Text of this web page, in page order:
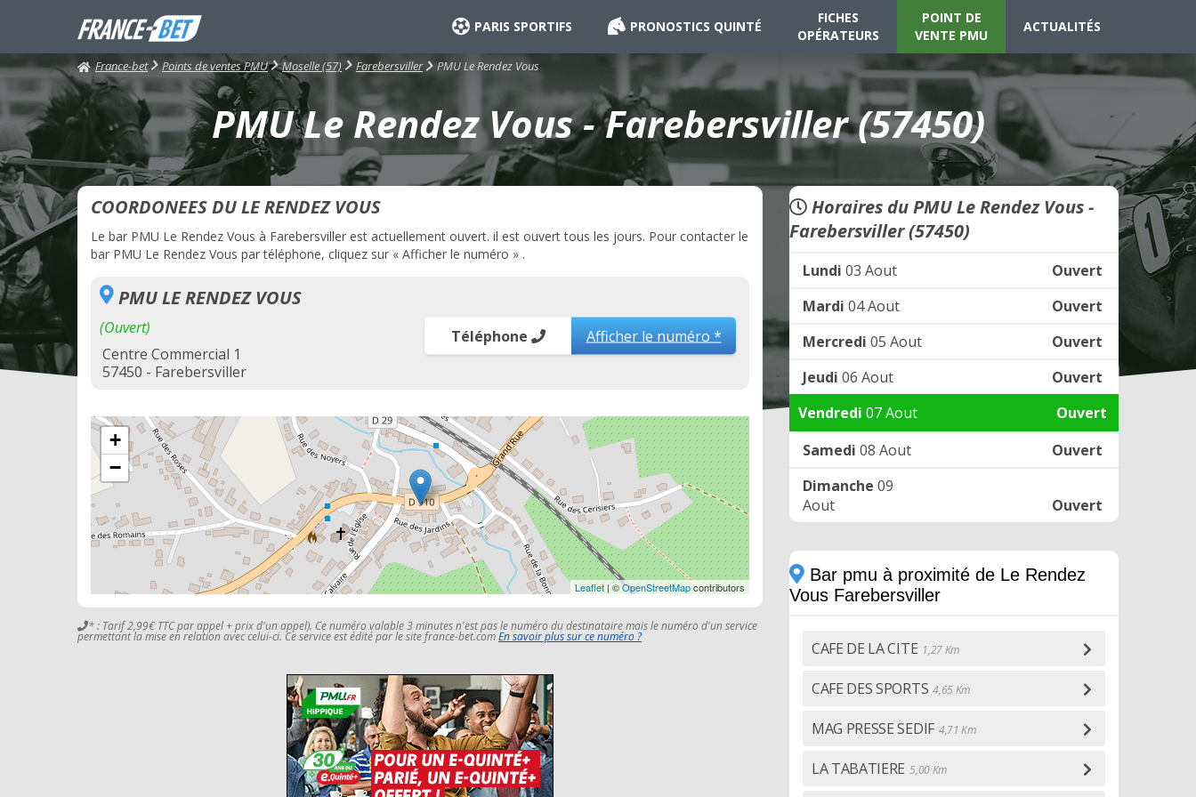
PARIS SPORTIFS PRONOSTICS QUINTÉ
FICHES
OPÉRATEURS
POINT DE
VENTE PMU
ACTUALITÉS
France-bet Points de ventes PMU Moselle (57) Farebersviller PMU Le Rendez Vous
PMU Le Rendez Vous - Farebersviller (57450)
COORDONEES DU LE RENDEZ VOUS
Le bar PMU Le Rendez Vous à Farebersviller est actuellement ouvert. il est ouvert tous les jours. Pour contacter le
bar PMU Le Rendez Vous par téléphone, cliquez sur « Afficher le numéro » .
PMU LE RENDEZ VOUS
(Ouvert)
Centre Commercial 1
57450 - Farebersviller
Téléphone Afficher le numéro *
+
−
Leaflet | ©OpenStreetMapcontributors
* : Tarif 2,99€ TTC par appel + prix d'un appel). Ce numéro valable 3 minutes n'est pas le numéro du destinataire mais le numéro d'un service
permettant la mise en relation avec celui-ci. Ce service est édité par le site france-bet.comEn savoir plus sur ce numéro ?
Horaires du PMU Le Rendez Vous -
Farebersviller (57450)
Lundi 03 Aout
Ouvert
Mardi 04 Aout
Ouvert
Mercredi 05 Aout
Ouvert
Jeudi 06 Aout
Ouvert
Vendredi 07 Aout
Ouvert
Samedi 08 Aout
Ouvert
Dimanche 09
Aout
Ouvert
Bar pmu à proximité de Le Rendez
Vous Farebersviller
CAFE DE LA CITE 1,27 Km
CAFE DES SPORTS 4,65 Km
MAG PRESSE SEDIF 4,71 Km
LA TABATIERE 5,00 Km